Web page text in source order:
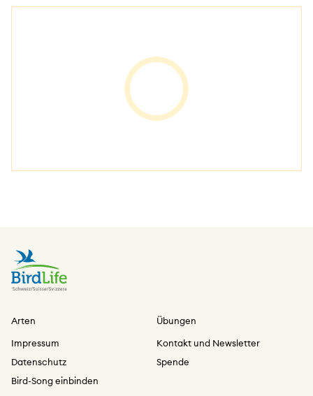
Arten
Übungen
Impressum
Kontakt und Newsletter
Datenschutz
Spende
Bird-Song einbinden